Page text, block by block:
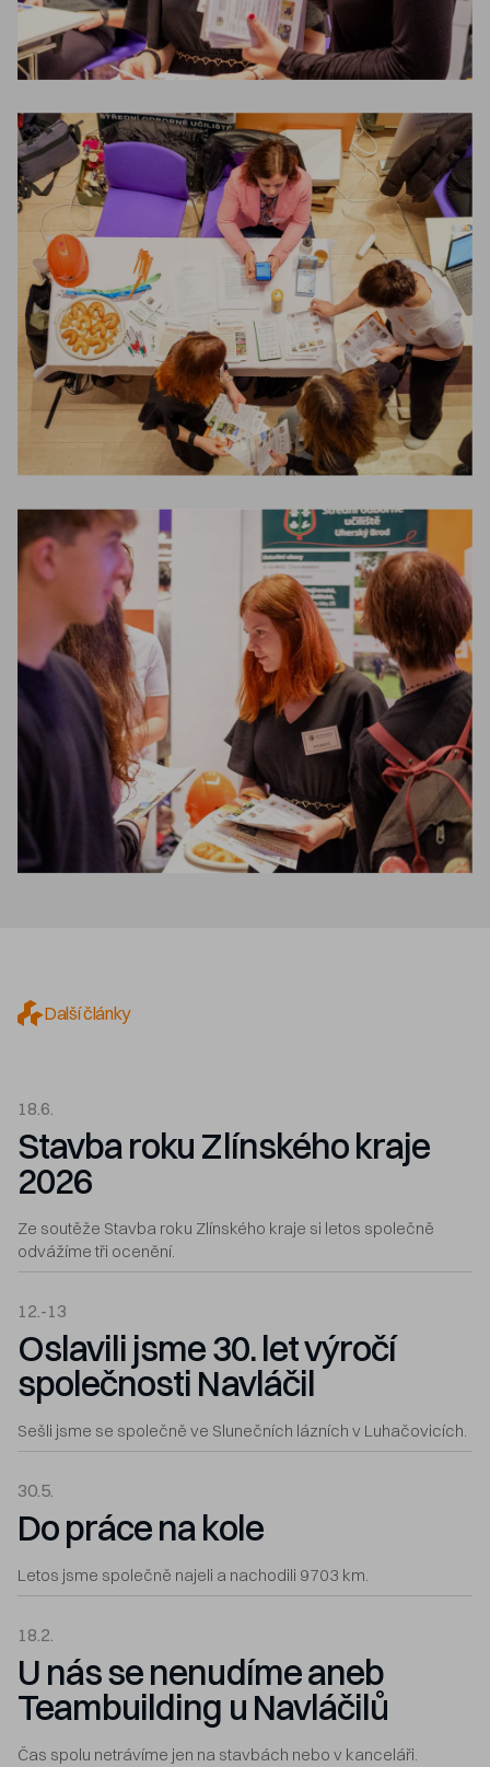
Další články
18.6.
Stavba roku Zlínského kraje
2026
Ze soutěže Stavba roku Zlínského kraje si letos společně
odvážíme tři ocenění.
12.-13
Oslavili jsme 30. let výročí
společnosti Navláčil
Sešli jsme se společně ve Slunečních lázních v Luhačovicích.
30.5.
Do práce na kole
Letos jsme společně najeli a nachodili 9703 km.
18.2.
U nás se nenudíme aneb
Teambuilding u Navláčilů
Čas spolu netrávíme jen na stavbách nebo v kanceláři.